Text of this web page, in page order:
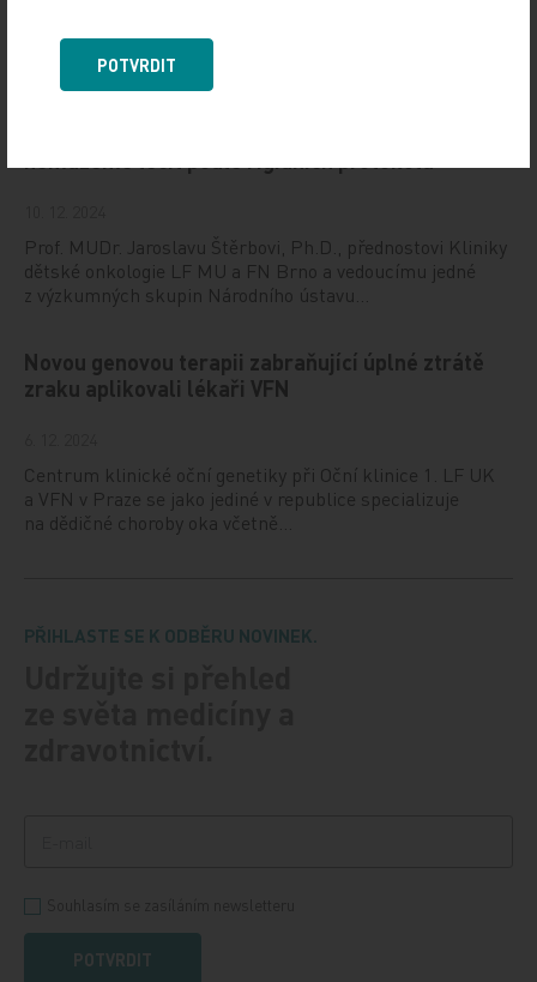
onemocnění může být vedle kouření i dlouhodobá expozice
čisticím přípravkům, zejména ve formě sprejů.…
Prof. MUDr. Jaroslavu Štěrbovi, Ph.D., přednostovi Kliniky
dětské onkologie LF MU a FN Brno a vedoucímu jedné
z výzkumných skupin Národního ústavu…
Novou genovou terapii zabraňující úplné ztrátě
zraku aplikovali lékaři VFN
Centrum klinické oční genetiky při Oční klinice 1. LF UK
a VFN v Praze se jako jediné v republice specializuje
na dědičné choroby oka včetně…
PŘIHLASTE SE K ODBĚRU NOVINEK.
POTVRDIT
POTVRDIT